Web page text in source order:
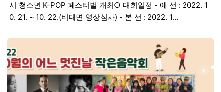
시 청소년 K-POP 페스티벌 개최○ 대회일정 - 예 선 : 2022. 1
0. 21. ~ 10. 22.(비대면 영상심사) - 본 선 : 2022. 1…